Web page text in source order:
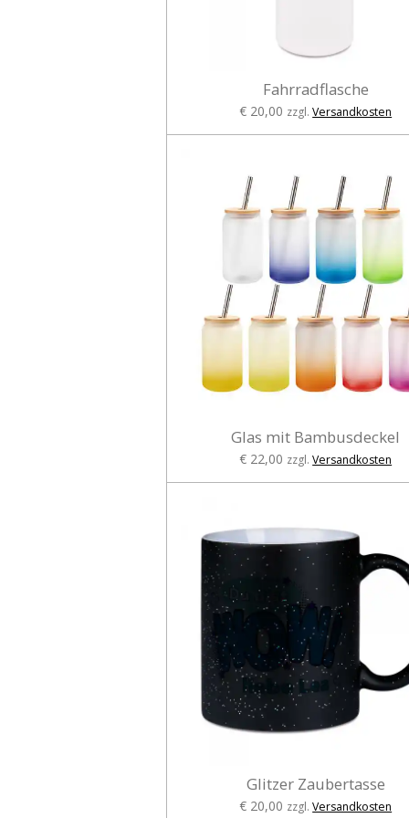
Fahrradflasche
€ 20,00 zzgl.Versandkosten
Glas mit Bambusdeckel
€ 22,00 zzgl.Versandkosten
Glitzer Zaubertasse
€ 20,00 zzgl.Versandkosten